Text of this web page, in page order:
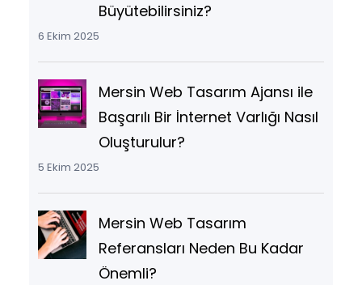
Büyütebilirsiniz?
6 Ekim 2025
Mersin Web Tasarım Ajansı ile
Başarılı Bir İnternet Varlığı Nasıl
Oluşturulur?
5 Ekim 2025
Mersin Web Tasarım
Referansları Neden Bu Kadar
Önemli?